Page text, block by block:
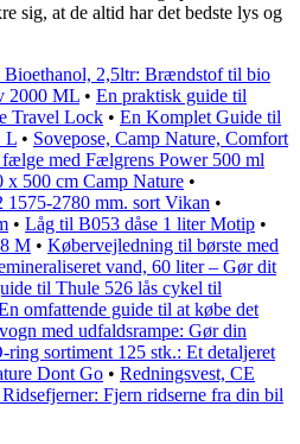
sig, at de altid har det bedste lys og
2,5ltr: Brændstof til bio
2000 ML • En praktisk guide til
Travel Lock • En Komplet Guide til
L • Sovepose, Camp Nature, Comfort
med Fælgrens Power 500 ml
500 cm Camp Nature •
2780 mm. sort Vikan •
• Låg til B053 dåse 1 liter Motip •
M • Købervejledning til børste med
vand, 60 liter – Gør dit
til Thule 526 lås cykel til
omfattende guide til at købe det
med udfaldsrampe: Gør din
ring sortiment 125 stk.: Et detaljeret
Dont Go • Redningsvest, CE
Fjern ridserne fra din bil